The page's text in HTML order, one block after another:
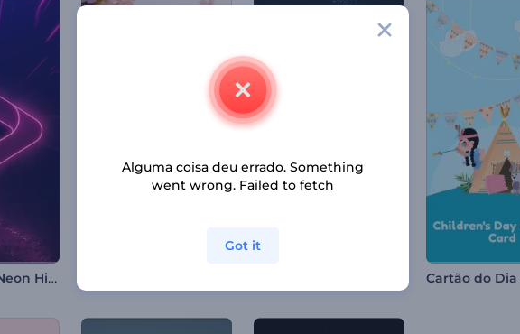
Abertura em Neon Hi-Tech
Alguma coisa deu errado. Something
went wrong. Failed to fetch
Got it